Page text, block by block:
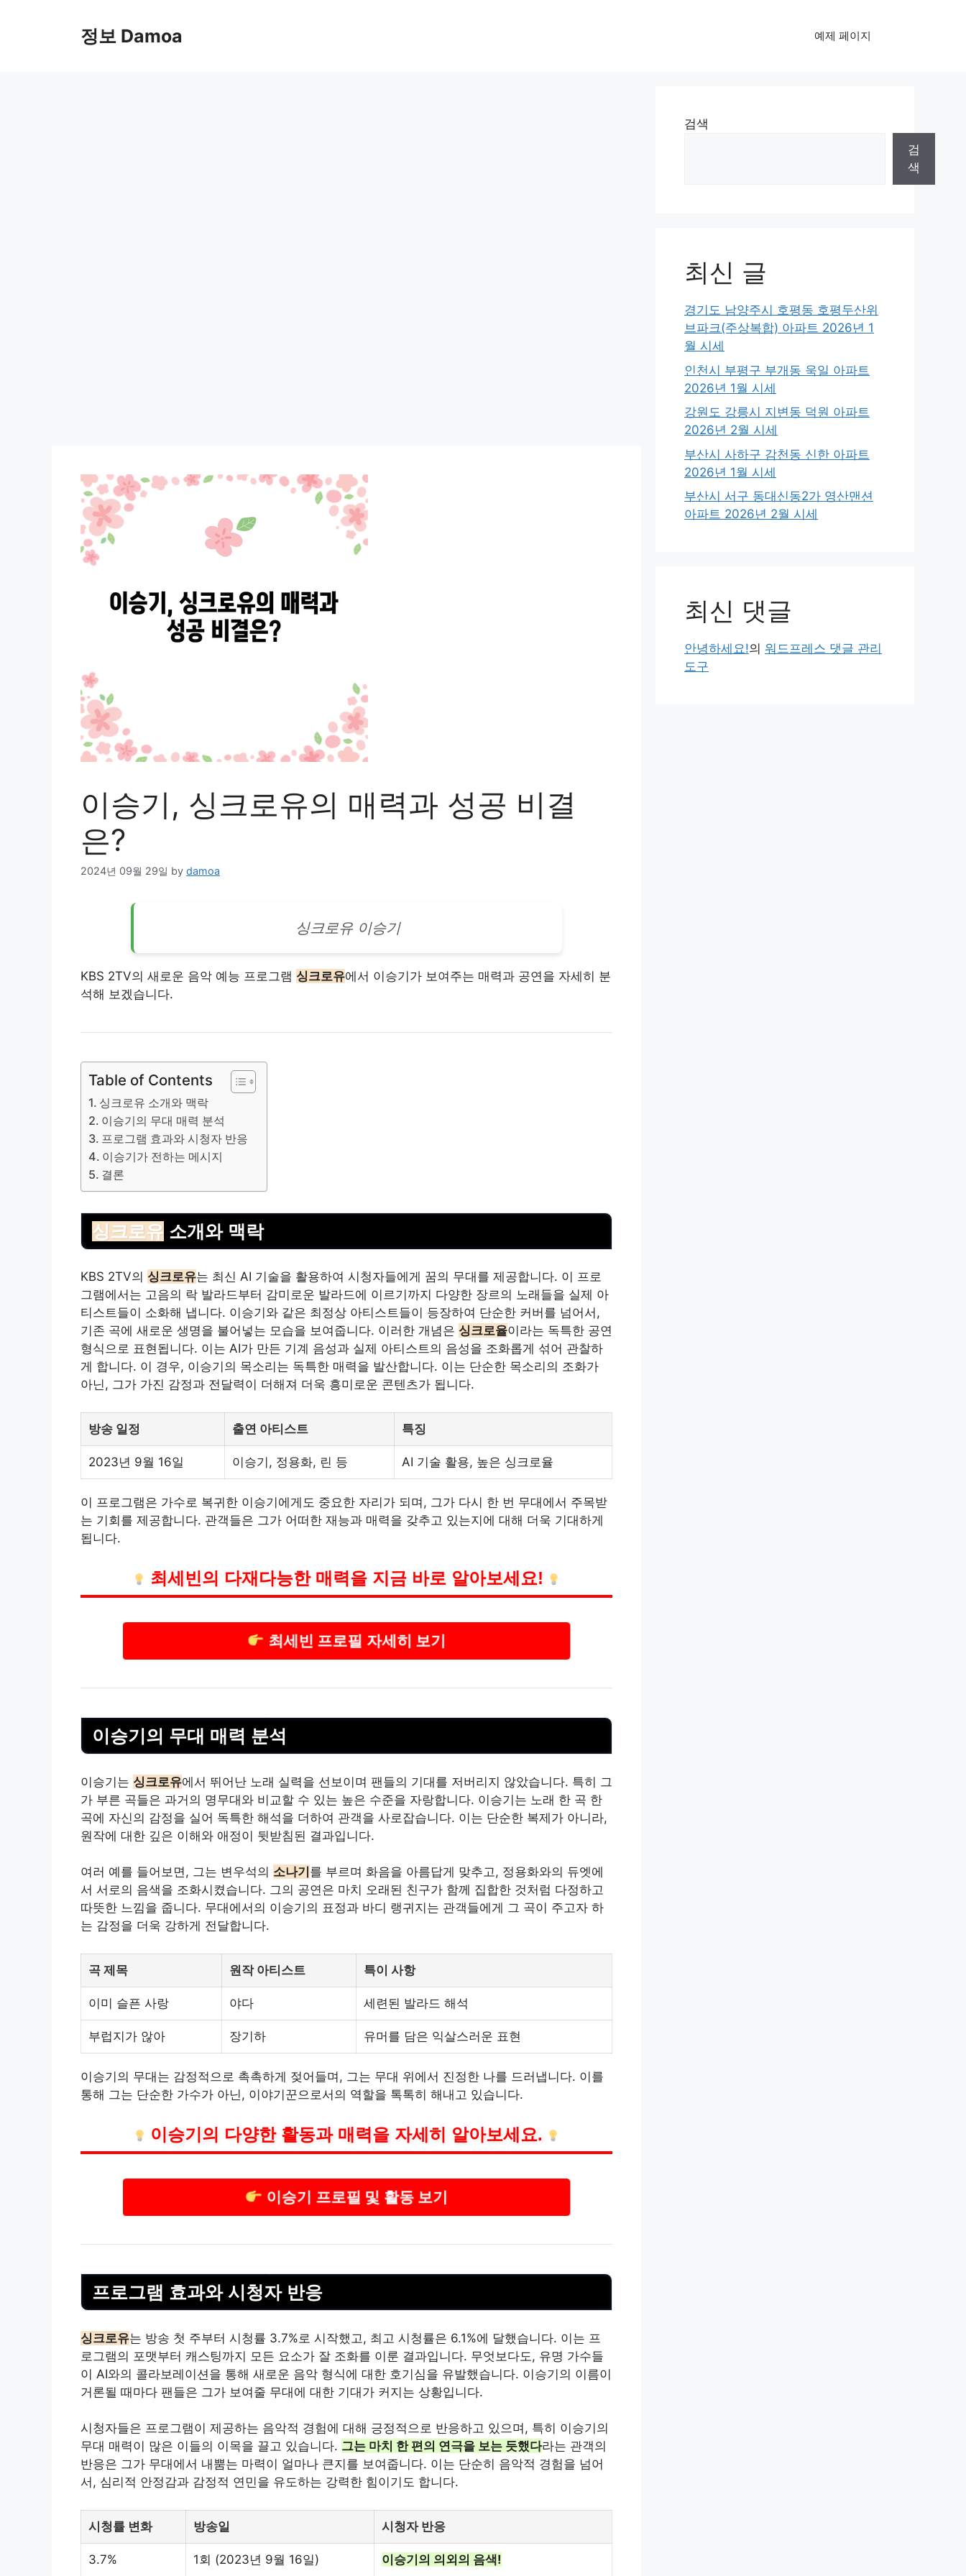
정보 Damoa 예제 페이지
이승기, 싱크로유의 매력과 성공 비결
은?
2024년 09월 29일 by damoa
싱크로유 이승기
KBS 2TV의 새로운 음악 예능 프로그램 싱크로유에서 이승기가 보여주는 매력과 공연을 자세히 분
석해 보겠습니다.
Table of Contents
싱크로유 소개와 맥락
이승기의 무대 매력 분석
프로그램 효과와 시청자 반응
이승기가 전하는 메시지
결론
싱크로유 소개와 맥락
KBS 2TV의 싱크로유는 최신 AI 기술을 활용하여 시청자들에게 꿈의 무대를 제공합니다. 이 프로
그램에서는 고음의 락 발라드부터 감미로운 발라드에 이르기까지 다양한 장르의 노래들을 실제 아
티스트들이 소화해 냅니다. 이승기와 같은 최정상 아티스트들이 등장하여 단순한 커버를 넘어서,
기존 곡에 새로운 생명을 불어넣는 모습을 보여줍니다. 이러한 개념은 싱크로율이라는 독특한 공연
형식으로 표현됩니다. 이는 AI가 만든 기계 음성과 실제 아티스트의 음성을 조화롭게 섞어 관찰하
게 합니다. 이 경우, 이승기의 목소리는 독특한 매력을 발산합니다. 이는 단순한 목소리의 조화가
아닌, 그가 가진 감정과 전달력이 더해져 더욱 흥미로운 콘텐츠가 됩니다.
방송 일정 출연 아티스트 특징
2023년 9월 16일 이승기, 정용화, 린 등 AI 기술 활용, 높은 싱크로율
이 프로그램은 가수로 복귀한 이승기에게도 중요한 자리가 되며, 그가 다시 한 번 무대에서 주목받
는 기회를 제공합니다. 관객들은 그가 어떠한 재능과 매력을 갖추고 있는지에 대해 더욱 기대하게
됩니다.
최세빈의 다재다능한 매력을 지금 바로 알아보세요!
최세빈 프로필 자세히 보기
이승기의 무대 매력 분석
이승기는 싱크로유에서 뛰어난 노래 실력을 선보이며 팬들의 기대를 저버리지 않았습니다. 특히 그
가 부른 곡들은 과거의 명무대와 비교할 수 있는 높은 수준을 자랑합니다. 이승기는 노래 한 곡 한
곡에 자신의 감정을 실어 독특한 해석을 더하여 관객을 사로잡습니다. 이는 단순한 복제가 아니라,
원작에 대한 깊은 이해와 애정이 뒷받침된 결과입니다.
여러 예를 들어보면, 그는 변우석의 소나기 를 부르며 화음을 아름답게 맞추고, 정용화와의 듀엣에
서 서로의 음색을 조화시켰습니다. 그의 공연은 마치 오래된 친구가 함께 집합한 것처럼 다정하고
따뜻한 느낌을 줍니다. 무대에서의 이승기의 표정과 바디 랭귀지는 관객들에게 그 곡이 주고자 하
는 감정을 더욱 강하게 전달합니다.
곡 제목 원작 아티스트 특이 사항
이미 슬픈 사랑 야다 세련된 발라드 해석
부럽지가 않아 장기하 유머를 담은 익살스러운 표현
이승기의 무대는 감정적으로 촉촉하게 젖어들며, 그는 무대 위에서 진정한 나를 드러냅니다. 이를
통해 그는 단순한 가수가 아닌, 이야기꾼으로서의 역할을 톡톡히 해내고 있습니다.
이승기의 다양한 활동과 매력을 자세히 알아보세요.
이승기 프로필 및 활동 보기
프로그램 효과와 시청자 반응
싱크로유는 방송 첫 주부터 시청률 3.7%로 시작했고, 최고 시청률은 6.1%에 달했습니다. 이는 프
로그램의 포맷부터 캐스팅까지 모든 요소가 잘 조화를 이룬 결과입니다. 무엇보다도, 유명 가수들
이 AI와의 콜라보레이션을 통해 새로운 음악 형식에 대한 호기심을 유발했습니다. 이승기의 이름이
거론될 때마다 팬들은 그가 보여줄 무대에 대한 기대가 커지는 상황입니다.
시청자들은 프로그램이 제공하는 음악적 경험에 대해 긍정적으로 반응하고 있으며, 특히 이승기의
무대 매력이 많은 이들의 이목을 끌고 있습니다. 그는 마치 한 편의 연극을 보는 듯했다라는 관객의
반응은 그가 무대에서 내뿜는 마력이 얼마나 큰지를 보여줍니다. 이는 단순히 음악적 경험을 넘어
서, 심리적 안정감과 감정적 연민을 유도하는 강력한 힘이기도 합니다.
시청률 변화 방송일 시청자 반응
3.7% 1회 (2023년 9월 16일) 이승기의 의외의 음색!
검색
검
색
최신 글
경기도 남양주시 호평동 호평두산위
브파크(주상복합) 아파트 2026년 1
월 시세
인천시 부평구 부개동 욱일 아파트
2026년 1월 시세
강원도 강릉시 지변동 덕원 아파트
2026년 2월 시세
부산시 사하구 감천동 신한 아파트
2026년 1월 시세
부산시 서구 동대신동2가 영산맨션
아파트 2026년 2월 시세
최신 댓글
안녕하세요!의 워드프레스 댓글 관리
도구